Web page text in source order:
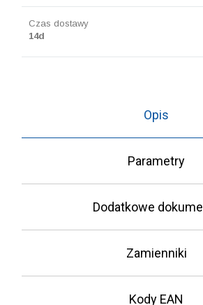
Czas dostawy
14d
Opis
Parametry
Dodatkowe
Zamienniki
Kody EAN